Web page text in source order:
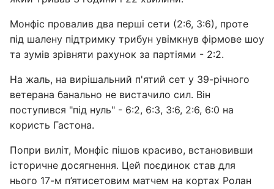
Монфіс провалив два перші сети (2:6, 3:6), проте
під шалену підтримку трибун увімкнув фірмове шоу
та зумів зрівняти рахунок за партіями - 2:2.
На жаль, на вирішальний п'ятий сет у 39-річного
ветерана банально не вистачило сил. Він
поступився "під нуль" - 6:2, 6:3, 3:6, 2:6, 6:0 на
користь Гастона.
Попри виліт, Монфіс пішов красиво, встановивши
історичне досягнення. Цей поєдинок став для
нього 17-м п’ятисетовим матчем на кортах Ролан